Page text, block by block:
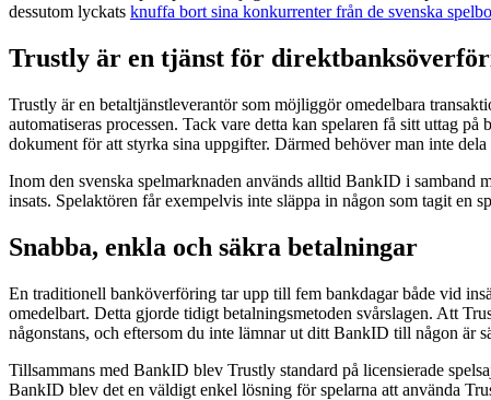
dessutom lyckats knuffa bort sina konkurrenter från de svenska
Trustly är en tjänst för
Trustly är en betaltjänstleverantör som möjliggör omedelbara
automatiseras processen. Tack vare detta kan spelaren få sitt uttag
dokument för att styrka sina uppgifter. Därmed behöver man inte
Inom den svenska spelmarknaden används alltid BankID i samband
insats. Spelaktören får exempelvis inte släppa in någon som tagit en
Snabba, enkla och säkra betalningar
En traditionell banköverföring tar upp till fem bankdagar både vid
omedelbart. Detta gjorde tidigt betalningsmetoden svårslagen. Att
någonstans, och eftersom du inte lämnar ut ditt BankID till någon är
Tillsammans med BankID blev Trustly standard på licensierade
BankID blev det en väldigt enkel lösning för spelarna att använda